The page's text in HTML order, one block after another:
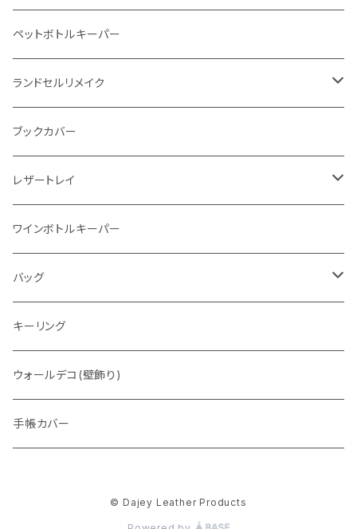
イントレチャート 編み込みアートウォレット
"Crammy"L字フラップウォレット
"メッセージ"カリグラフィーウォレット
イントレチャート
ラウンドファスナー
ペットボトルキーパー
ランドセルリメイク
写真立て
ブックカバー
レザートレイ
番外編"Wave"
通常盤
ワインボトルキーパー
バッグ
トートバッグ
ウォレットバッグ
キーリング
ウォールデコ(壁飾り)
手帳カバー
© Dajey Leather Products